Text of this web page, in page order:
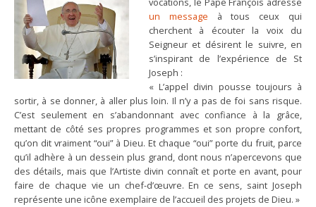
un message à tous ceux qui
cherchent à écouter la voix du
Seigneur et désirent le suivre, en
s’inspirant de l’expérience de St
Joseph :
« L’appel divin pousse toujours à
sortir, à se donner, à aller plus loin. Il n’y a pas de foi sans risque.
C’est seulement en s’abandonnant avec confiance à la grâce,
mettant de côté ses propres programmes et son propre confort,
qu’on dit vraiment “oui” à Dieu. Et chaque “oui” porte du fruit, parce
qu’il adhère à un dessein plus grand, dont nous n’apercevons que
des détails, mais que l’Artiste divin connaît et porte en avant, pour
faire de chaque vie un chef-d’œuvre. En ce sens, saint Joseph
représente une icône exemplaire de l’accueil des projets de Dieu. »